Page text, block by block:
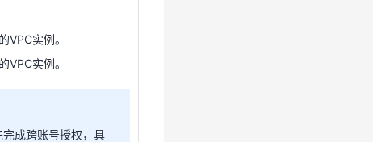
成跨账号授权，具
VPC实例。
VPC实例。
成跨账号授权，具